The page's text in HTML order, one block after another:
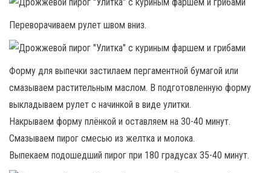
Переворачиваем рулет швом вниз.
Форму для выпечки застилаем пергаментной бумагой или
смазываем растительным маслом. В подготовленную форму
выкладываем рулет с начинкой в виде улитки.
Накрываем форму плёнкой и оставляем на 30-40 минут.
Смазываем пирог смесью из желтка и молока.
Выпекаем подошедший пирог при 180 градусах 35-40 минут.